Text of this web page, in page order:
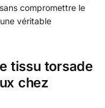
compromettre le
véritable
tissu torsade
chez